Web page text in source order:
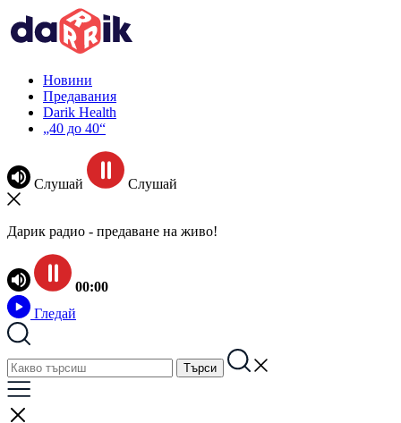
Новини
Предавания
Darik Health
„40 до 40“
Слушай Слушай
Дарик радио - предаване на живо!
00:00
Гледай